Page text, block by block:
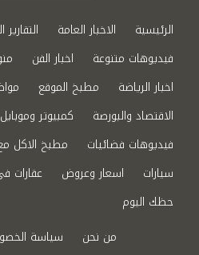
الرئيسية الاخبار العامة
فيديوهات متنوعة
اخبار الفن
اخبار الرياضة
مطبخ الموقع
الاقتصاد والبورصة
كمبيوتر وموبايل
فيديوهات فضائيات
مطبخ الاكل
سيارات
اسعار وعروض عقارات
حظك اليوم
من نحن
سياسة